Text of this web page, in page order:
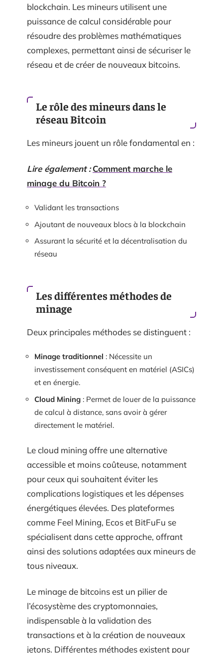
blockchain. Les mineurs utilisent une
puissance de calcul considérable pour
résoudre des problèmes mathématiques
complexes, permettant ainsi de sécuriser le
réseau et de créer de nouveaux bitcoins.
Le rôle des mineurs dans le
réseau Bitcoin
Les mineurs jouent un rôle fondamental en :
Lire également : Comment marche le
minage du Bitcoin ?
Validant les transactions
Ajoutant de nouveaux blocs à la blockchain
Assurant la sécurité et la décentralisation du
réseau
Les différentes méthodes de
minage
Deux principales méthodes se distinguent :
Minage traditionnel : Nécessite un
investissement conséquent en matériel (ASICs)
et en énergie.
Cloud Mining : Permet de louer de la puissance
de calcul à distance, sans avoir à gérer
directement le matériel.
Le cloud mining offre une alternative
accessible et moins coûteuse, notamment
pour ceux qui souhaitent éviter les
complications logistiques et les dépenses
énergétiques élevées. Des plateformes
comme Feel Mining, Ecos et BitFuFu se
spécialisent dans cette approche, offrant
ainsi des solutions adaptées aux mineurs de
tous niveaux.
Le minage de bitcoins est un pilier de
l’écosystème des cryptomonnaies,
indispensable à la validation des
transactions et à la création de nouveaux
jetons. Différentes méthodes existent pour